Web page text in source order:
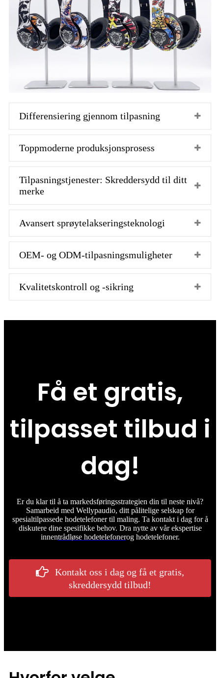
Differensiering gjennom tilpasning
Toppmoderne produksjonsprosess
Tilpasningstjenester: Skreddersydd til ditt
merke
Avansert sprøytelakseringsteknologi
OEM- og ODM-tilpasningsmuligheter
Kvalitetskontroll og -sikring
Få et gratis,
tilpasset tilbud i
dag!
Er du klar til å ta markedsføringsstrategien din til neste nivå?
Samarbeid med Wellypaudio, ditt pålitelige selskap for
spesialtilpassede hodetelefoner til maling. Ta kontakt i dag for å
diskutere dine spesifikke behov. Dra nytte av vår ekspertise
innentrådløse hodetelefonerog hodetelefoner.
Kontakt oss i dag og få et gratis,
skreddersydd tilbud!